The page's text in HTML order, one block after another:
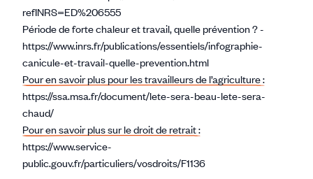
refINRS=ED%206555
Période de forte chaleur et travail, quelle prévention ? -
https://www.inrs.fr/publications/essentiels/infographie-
canicule-et-travail-quelle-prevention.html
Pour en savoir plus pour les travailleurs de l’agriculture :
https://ssa.msa.fr/document/lete-sera-beau-lete-sera-
chaud/
Pour en savoir plus sur le droit de retrait :
https://www.service-
public.gouv.fr/particuliers/vosdroits/F1136